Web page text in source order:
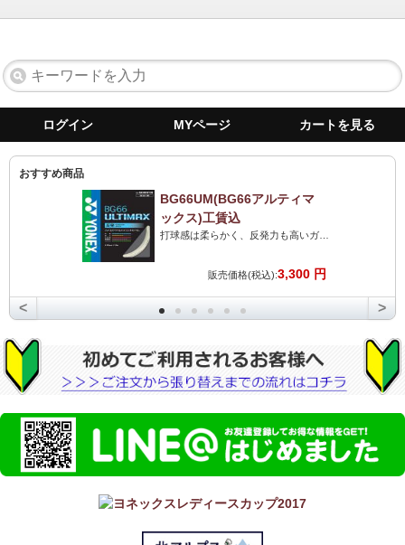
ログイン MYページ カートを見る
おすすめ商品
BG66UM(BG66アルティマ
ックス)工賃込
打球感は柔らかく、反発力も高いガット。打球音は最高のストリングです。力がない人にも最高です!
販売価格(税込):3,300 円
< >